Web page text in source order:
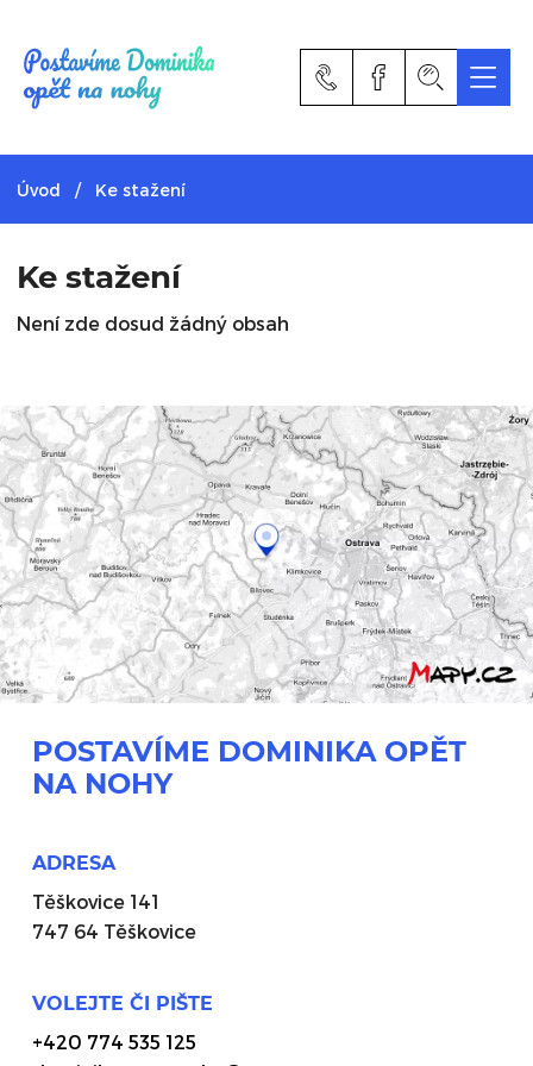
Úvod Ke stažení
Ke stažení
Není zde dosud žádný obsah
POSTAVÍME DOMINIKA OPĚT
NA NOHY
ADRESA
Těškovice 141
747 64 Těškovice
VOLEJTE ČI PIŠTE
+420 774 535 125